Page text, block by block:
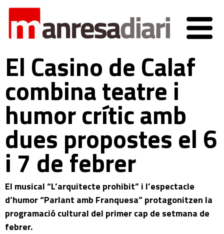
El Casino de Calaf
combina teatre i
humor crític amb
dues propostes el 6
i 7 de febrer
El musical “L’arquitecte prohibit” i l’espectacle
d’humor “Parlant amb Franquesa” protagonitzen la
programació cultural del primer cap de setmana de
febrer.